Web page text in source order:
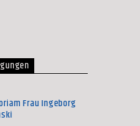
Frau Ingeborg